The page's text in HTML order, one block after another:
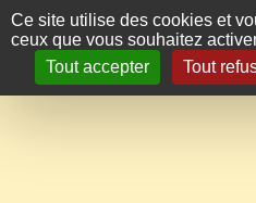
Panneau de gestion des cookies
Ce site utilise des cookies et
ceux que vous souhaitez
Tout accepter
Tout